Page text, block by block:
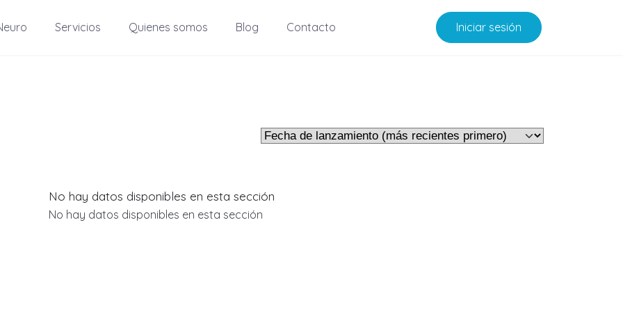
Servicios Quienes somos Blog Contacto Iniciar sesión
No hay datos disponibles en esta sección